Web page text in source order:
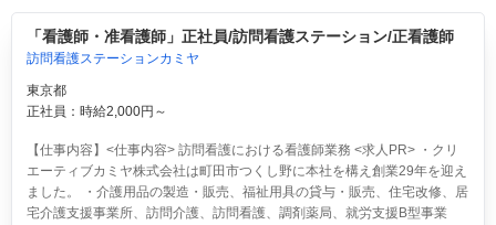
「看護師・准看護師」正社員/訪問看護ステーション/正看護師
訪問看護ステーションカミヤ
東京都
正社員：時給2,000円～
【仕事内容】<仕事内容> 訪問看護における看護師業務 <求人PR> ・クリ
エーティブカミヤ株式会社は町田市つくし野に本社を構え創業29年を迎え
ました。 ・介護用品の製造・販売、福祉用具の貸与・販売、住宅改修、居
宅介護支援事業所、訪問介護、訪問看護、調剤薬局、就労支援B型事業